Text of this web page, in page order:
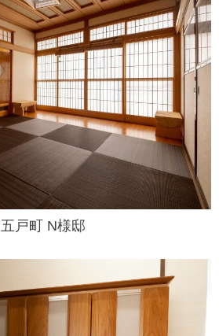
五戸町 N様邸